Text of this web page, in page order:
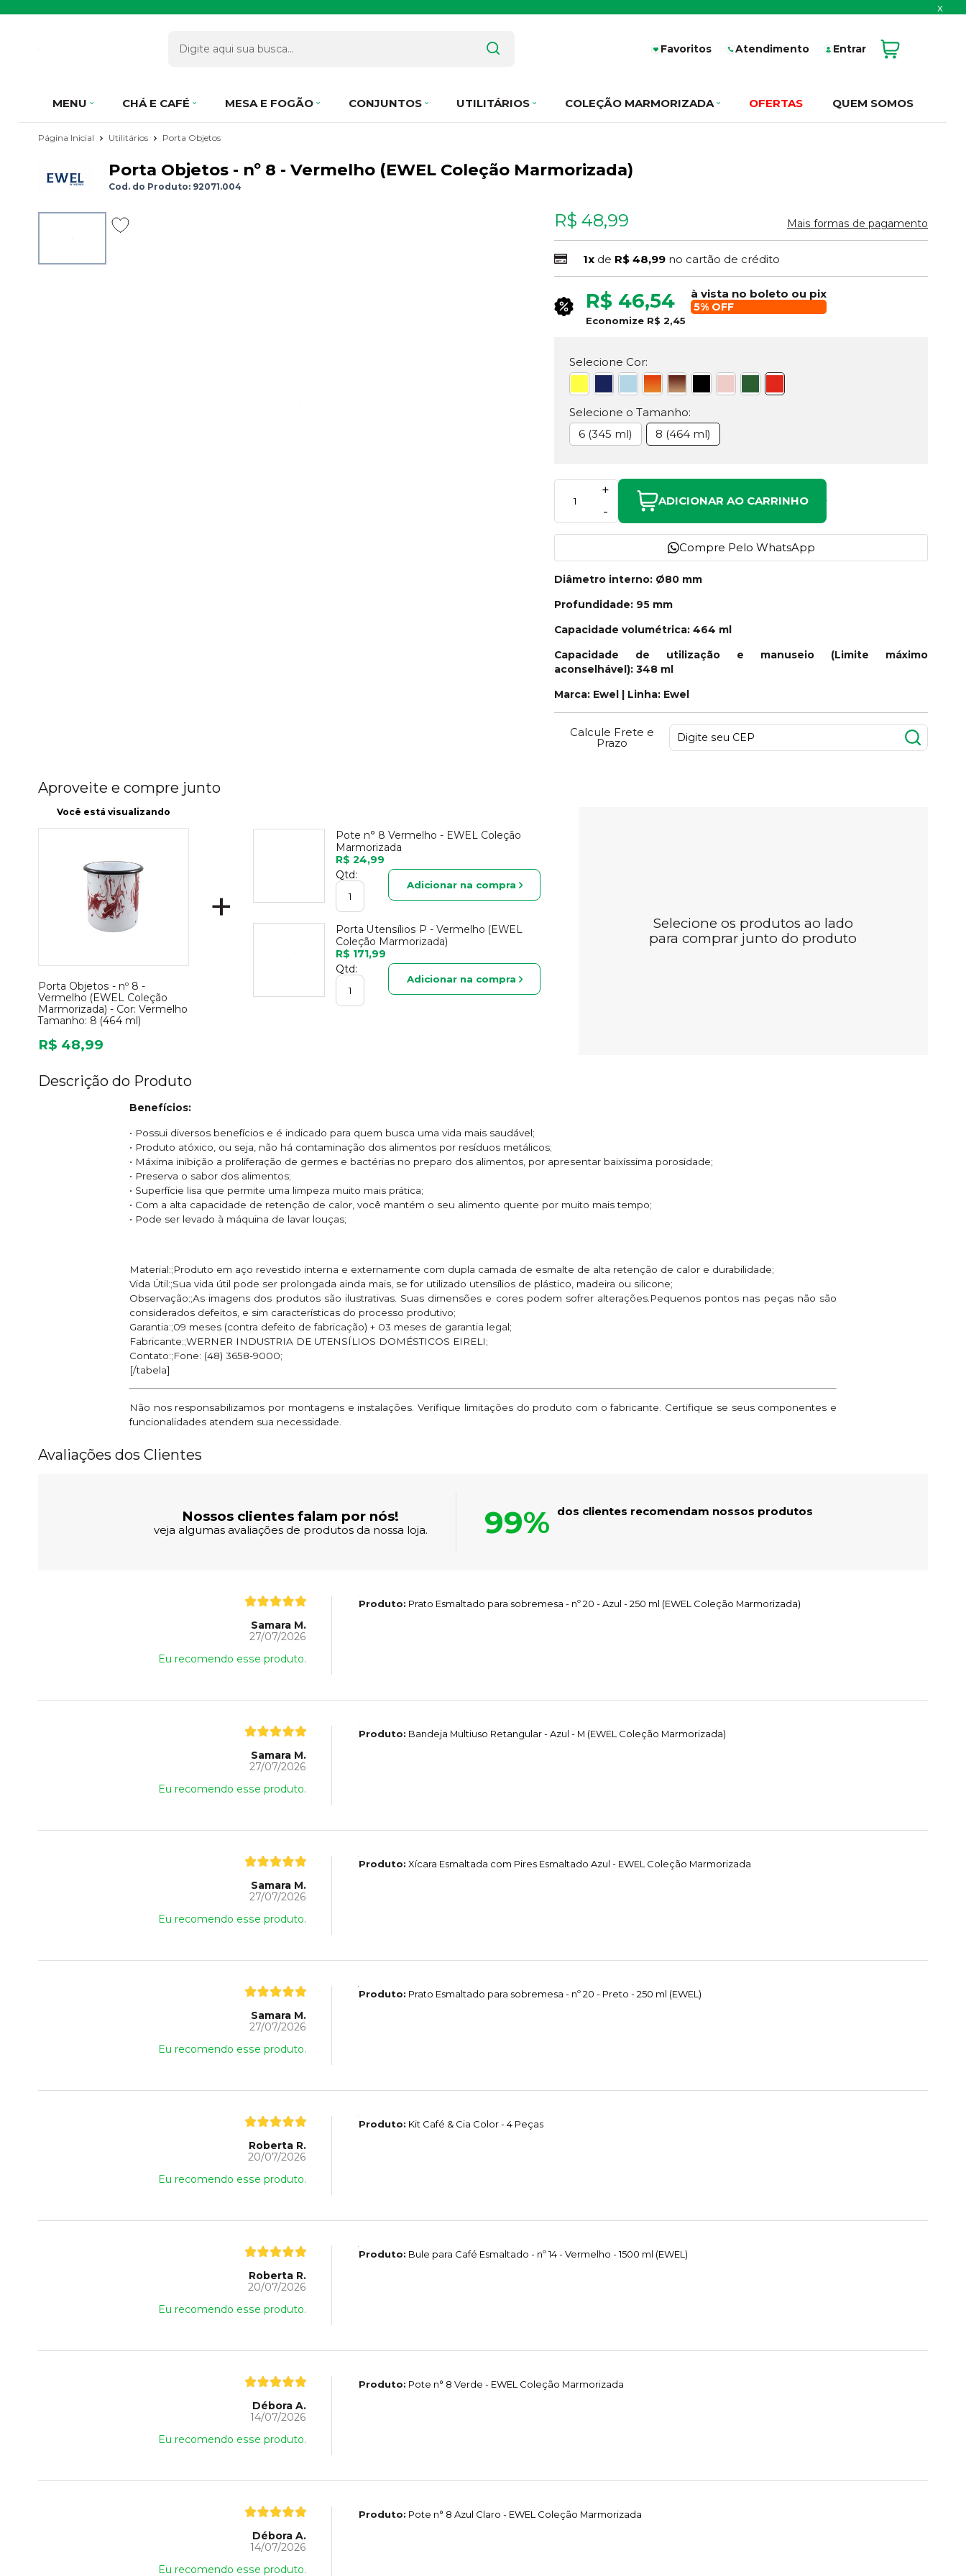
x
Favoritos Atendimento Entrar
MENU CHÁ E CAFÉ MESA E FOGÃO CONJUNTOS UTILITÁRIOS COLEÇÃO MARMORIZADA OFERTAS QUEM SOMOS
Página Inicial Utilitários Porta Objetos
Porta Objetos - nº 8 - Vermelho (EWEL Coleção Marmorizada)
Cod. do Produto: 92071.004
R$ 48,99 Mais formas de pagamento
1x de R$ 48,99 no cartão de crédito
R$ 46,54 à vista no boleto ou pix
5% OFF
Economize R$ 2,45
Selecione Cor:
Selecione o Tamanho:
6 (345 ml)
8 (464 ml)
-
+
ADICIONAR AO CARRINHO
Compre Pelo WhatsApp
Diâmetro interno: Ø80 mm
Profundidade: 95 mm
Capacidade volumétrica: 464 ml
Capacidade de utilização e manuseio (Limite máximo
aconselhável): 348 ml
Marca: Ewel | Linha: Ewel
Calcule Frete e
Prazo
Aproveite e compre junto
Você está visualizando
Porta Objetos - nº 8 -
Vermelho (EWEL Coleção
Marmorizada) - Cor: Vermelho
Tamanho: 8 (464 ml)
R$ 48,99
+
Pote n° 8 Vermelho - EWEL Coleção
Marmorizada
R$ 24,99
Qtd:
Adicionar na compra
Porta Utensílios P - Vermelho (EWEL
Coleção Marmorizada)
R$ 171,99
Qtd:
Adicionar na compra
Selecione os produtos ao lado
para comprar junto do produto
Descrição do Produto
Benefícios:
• Possui diversos benefícios e é indicado para quem busca uma vida mais saudável;
• Produto atóxico, ou seja, não há contaminação dos alimentos por resíduos metálicos;
• Máxima inibição a proliferação de germes e bactérias no preparo dos alimentos, por apresentar baixíssima porosidade;
• Preserva o sabor dos alimentos;
• Superfície lisa que permite uma limpeza muito mais prática;
• Com a alta capacidade de retenção de calor, você mantém o seu alimento quente por muito mais tempo;
• Pode ser levado à máquina de lavar louças;
Material:;Produto em aço revestido interna e externamente com dupla camada de esmalte de alta retenção de calor e durabilidade;
Vida Útil:;Sua vida útil pode ser prolongada ainda mais, se for utilizado utensílios de plástico, madeira ou silicone;
Observação:;As imagens dos produtos são ilustrativas. Suas dimensões e cores podem sofrer alterações.Pequenos pontos nas peças não são
considerados defeitos, e sim características do processo produtivo;
Garantia:;09 meses (contra defeito de fabricação) + 03 meses de garantia legal;
Fabricante:;WERNER INDUSTRIA DE UTENSÍLIOS DOMÉSTICOS EIRELI;
Contato:;Fone: (48) 3658-9000;
[/tabela]
Não nos responsabilizamos por montagens e instalações. Verifique limitações do produto com o fabricante. Certifique se seus componentes e
funcionalidades atendem sua necessidade.
Avaliações dos Clientes
Nossos clientes falam por nós!
veja algumas avaliações de produtos da nossa loja. 99% dos clientes recomendam nossos produtos
Samara M.
27/07/2026
Eu recomendo esse produto.
Produto: Prato Esmaltado para sobremesa - nº 20 - Azul - 250 ml (EWEL Coleção Marmorizada)
Samara M.
27/07/2026
Eu recomendo esse produto.
Produto: Bandeja Multiuso Retangular - Azul - M (EWEL Coleção Marmorizada)
Samara M.
27/07/2026
Eu recomendo esse produto.
Produto: Xícara Esmaltada com Pires Esmaltado Azul - EWEL Coleção Marmorizada
Samara M.
27/07/2026
Eu recomendo esse produto.
Produto: Prato Esmaltado para sobremesa - nº 20 - Preto - 250 ml (EWEL)
Roberta R.
20/07/2026
Eu recomendo esse produto.
Produto: Kit Café & Cia Color - 4 Peças
Roberta R.
20/07/2026
Eu recomendo esse produto.
Produto: Bule para Café Esmaltado - nº 14 - Vermelho - 1500 ml (EWEL)
Débora A.
14/07/2026
Eu recomendo esse produto.
Produto: Pote n° 8 Verde - EWEL Coleção Marmorizada
Débora A.
14/07/2026
Eu recomendo esse produto.
Produto: Pote n° 8 Azul Claro - EWEL Coleção Marmorizada